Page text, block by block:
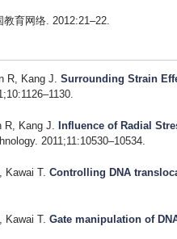
教育网络. 2012:21–22.
R, Kang J Surrounding Strain
R, Kang J Influence of Radial
2011;11:10530–10534.
Kawai T. Controlling DNA
Kawai T. Gate manipulation of